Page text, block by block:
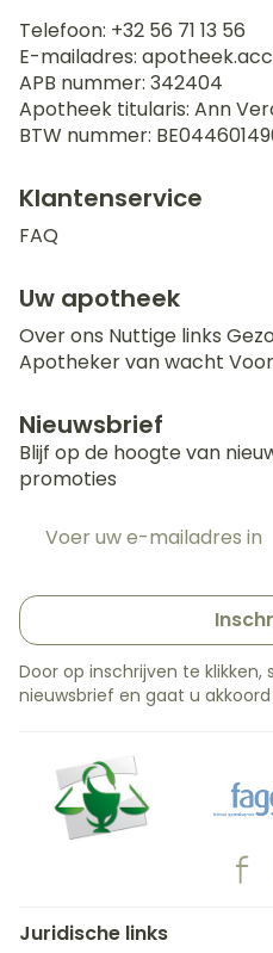
Telefoon: +32 56 71 13 56
E-mailadres:
APB nummer: 342404
Apotheek titularis: Ann
BTW nummer:
Klantenservice
FAQ
Uw apotheek
Over ons Nuttige links
Apotheker van wacht
Nieuwsbrief
Blijf op de hoogte van
promoties
Door op inschrijven te
nieuwsbrief en gaat u
Juridische links